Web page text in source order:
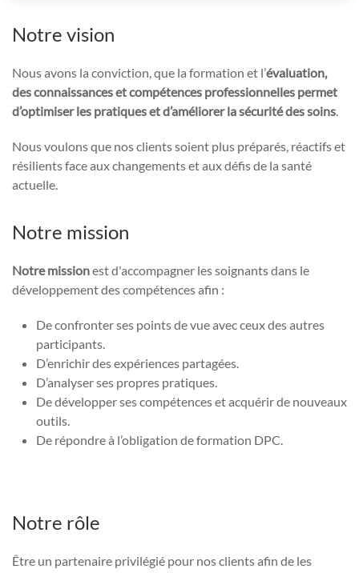
Notre vision
Nous avons la conviction, que la formation et l’évaluation,
des connaissances et compétences professionnelles permet
d’optimiser les pratiques et d’améliorer la sécurité des soins.
Nous voulons que nos clients soient plus préparés, réactifs et
résilients face aux changements et aux défis de la santé
actuelle.
Notre mission
Notre missionest d'accompagner les soignants dans le
développement des compétences afin :
De confronter ses points de vue avec ceux des autres
participants.
D’enrichir des expériences partagées.
D’analyser ses propres pratiques.
De développer ses compétences et acquérir de nouveaux
outils.
De répondre à l’obligation de formation DPC.
Notre rôle
Être un partenaire privilégié pour nos clients afin de les